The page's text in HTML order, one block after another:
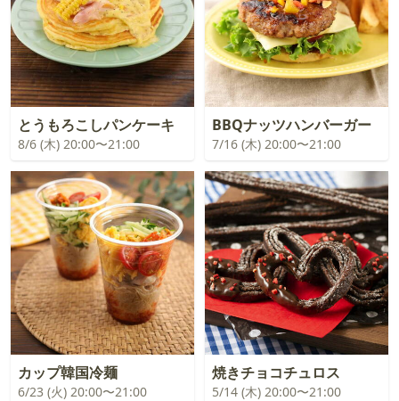
とうもろこしパンケーキ
8/6 (木) 20:00〜21:00
BBQナッツハンバーガー
7/16 (木) 20:00〜21:00
カップ韓国冷麺
6/23 (火) 20:00〜21:00
焼きチョコチュロス
5/14 (木) 20:00〜21:00